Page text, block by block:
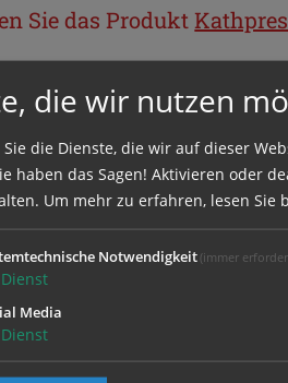
Sie das Produkt
sich mit Ihrem
die wir nutzen
Sie die Dienste, die wir auf dieser
haben das Sagen! Aktivieren oder
Um mehr zu erfahren, lesen Sie
Notwendigkeit (immer
Dienst
Media
Dienst